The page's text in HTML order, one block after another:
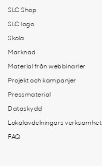
SLC Shop
SLC logo
Skola
Marknad
Material från webbinarier
Projekt och kampanjer
Pressmaterial
Dataskydd
Lokalavdelningars verksamhet
FAQ